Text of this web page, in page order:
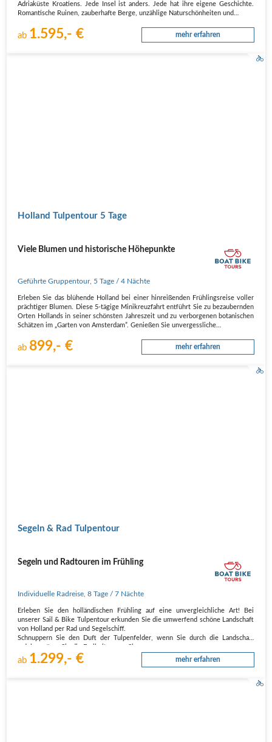
Adriaküste Kroatiens. Jede Insel ist anders. Jede hat ihre eigene Geschichte.
Romantische Ruinen, zauberhafte Berge, unzählige Naturschönheiten und…
ab 1.595,- € mehr erfahren
Holland Tulpentour 5 Tage
Viele Blumen und historische Höhepunkte
Geführte Gruppentour, 5 Tage / 4 Nächte
Erleben Sie das blühende Holland bei einer hinreißenden Frühlingsreise voller
prächtiger Blumen. Diese 5-tägige Minikreuzfahrt entführt Sie zu bezaubernden
Orten Hollands in seiner schönsten Jahreszeit und zu verborgenen botanischen
Schätzen im „Garten von Amsterdam”. Genießen Sie unvergessliche…
ab 899,- € mehr erfahren
Segeln & Rad Tulpentour
Segeln und Radtouren im Frühling
Individuelle Radreise ,8 Tage / 7 Nächte
Erleben Sie den holländischen Frühling auf eine unvergleichliche Art! Bei
unserer Sail & Bike Tulpentour erkunden Sie die umwerfend schöne Landschaft
von Holland per Rad und Segelschiff.
Schnuppern Sie den Duft der Tulpenfelder, wenn Sie durch die Landschaft
ab 1.299,- € mehr erfahren